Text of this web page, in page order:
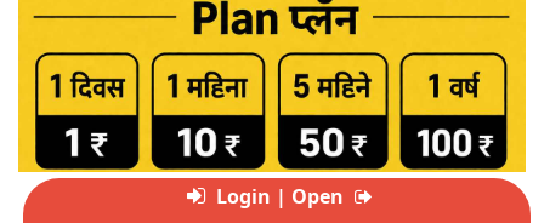
Login | Open